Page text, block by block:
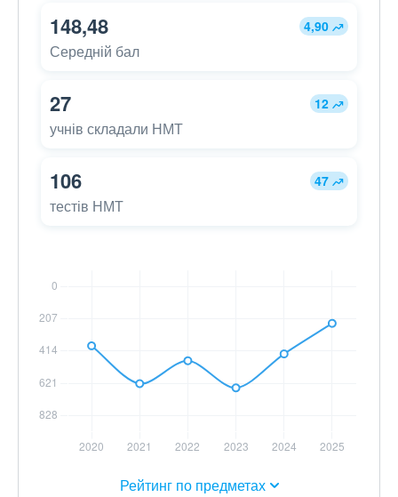
148,48 4,90
Середній бал
27 12
учнів складали НМТ
106 47
тестів НМТ
Рейтинг по предметах